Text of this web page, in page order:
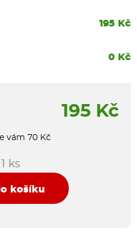
195 Kč
0 Kč
195 Kč
vám 70 Kč
1 ks
košíku